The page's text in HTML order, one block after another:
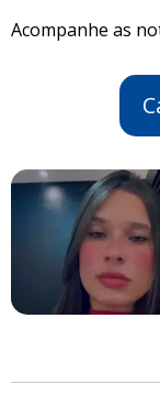
Acompanhe as